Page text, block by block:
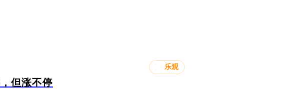
乐观
但涨不停